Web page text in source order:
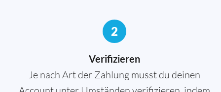
2
Verifizieren
Je nach Art der Zahlung musst du deinen